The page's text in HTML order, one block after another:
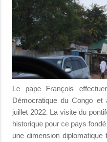
Le pape François
Démocratique du Congo
juillet 2022. La visite du
historique pour ce pays
une dimension